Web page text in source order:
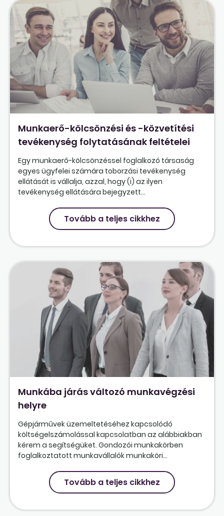
Munkaerő-kölcsönzési és -közvetítési
tevékenység folytatásának feltételei
Egy munkaerő-kölcsönzéssel foglalkozó társaság
egyes ügyfelei számára toborzási tevékenység
ellátását is vállalja, azzal, hogy (i) az ilyen
tevékenység ellátására bejegyzett...
Tovább a teljes cikkhez
Munkába járás változó munkavégzési
helyre
Gépjárművek üzemeltetéséhez kapcsolódó
költségelszámolással kapcsolatban az alábbiakban
kérem a segítségüket. Gondozói munkakörben
foglalkoztatott munkavállalók munkaköri...
Tovább a teljes cikkhez